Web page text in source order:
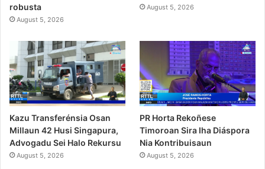
robusta
August 5, 2026
August 5, 2026
Kazu Transferénsia Osan
Millaun 42 Husi Singapura,
Advogadu Sei Halo Rekursu
August 5, 2026
PR Horta Rekoñese
Timoroan Sira Iha Diáspora
Nia Kontribuisaun
August 5, 2026